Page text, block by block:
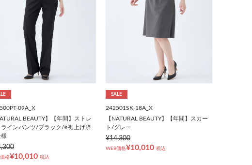
09A_X
BEAUTY】【年間】ストレ
ラインパンツ/ブラック/※裾上げ済
格¥10,010 税込
SALE
242501SK-18A_X
【NATURAL BEAUTY】【年間】スカー
ト/グレー
¥14,300
WEB価格¥10,010 税込